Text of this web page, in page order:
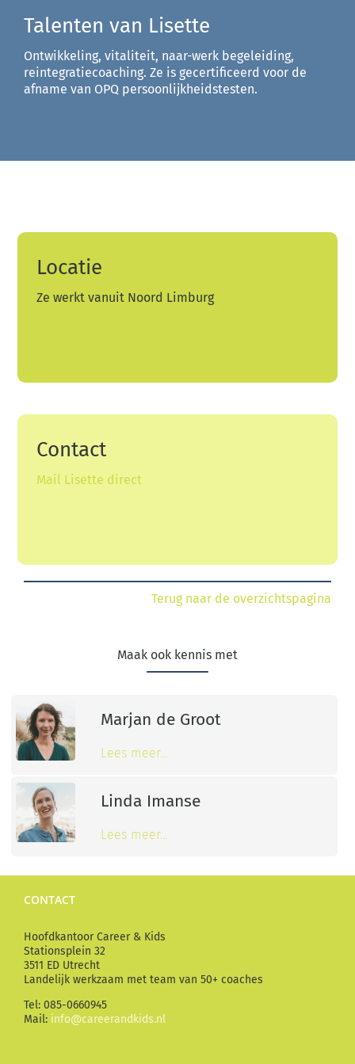
Talenten van Lisette
Ontwikkeling, vitaliteit, naar-werk begeleiding,
reintegratiecoaching. Ze is gecertificeerd voor de
afname van OPQ persoonlijkheidstesten.
Locatie
Ze werkt vanuit Noord Limburg
Contact
Mail Lisette direct
Terug naar de overzichtspagina
Maak ook kennis met
Marjan de Groot
Lees meer…
Linda Imanse
Lees meer…
CONTACT
Hoofdkantoor Career & Kids
Stationsplein 32
3511 ED Utrecht
Landelijk werkzaam met team van 50+ coaches
Tel: 085-0660945
Mail: info@careerandkids.nl